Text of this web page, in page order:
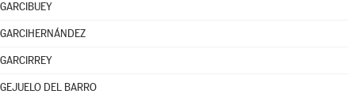
GARCIBUEY
GARCIHERNÁNDEZ
GARCIRREY
GEJUELO DEL BARRO